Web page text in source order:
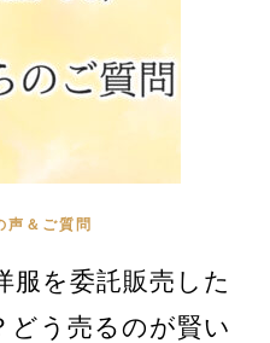
声＆ご質問
服を委託販売した
どう売るのが賢い